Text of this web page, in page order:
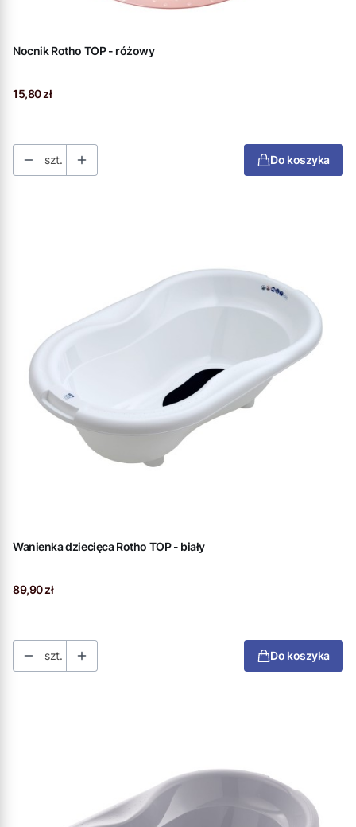
Nocnik Rotho TOP - różowy
Cena
15,80 zł
szt. Do koszyka
Wanienka dziecięca Rotho TOP - biały
Cena
89,90 zł
szt. Do koszyka